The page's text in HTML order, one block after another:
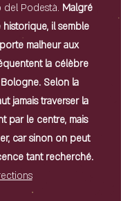
del Podestà. Malgré
il semble
malheur aux
la célèbre
Selon la
jamais traverser la
par le centre, mais
car sinon on peut
tant recherché.